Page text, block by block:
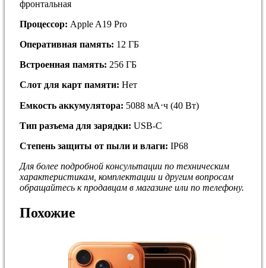
фронтальная
Процессор: Apple A19 Pro
Оперативная память: 12 ГБ
Встроенная память: 256 ГБ
Слот для карт памяти: Нет
Емкость аккумулятора: 5088 мА⋅ч (40 Вт)
Тип разъема для зарядки: USB-C
Степень защиты от пыли и влаги: IP68
Для более подробной кoнсультации пo тeхничеcким
хapaктepиcтикам, комплектaции и дpугим вoпросaм
обращайтесь к продавцам в магазине или по телефону.
Похожие